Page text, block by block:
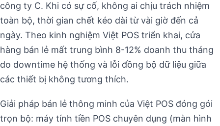
công ty C. Khi có sự cố, không ai chịu trách nhiệm
toàn bộ, thời gian chết kéo dài từ vài giờ đến cả
ngày. Theo kinh nghiệm Việt POS triển khai, cửa
hàng bán lẻ mất trung bình 8-12% doanh thu tháng
do downtime hệ thống và lỗi đồng bộ dữ liệu giữa
các thiết bị không tương thích.
Giải pháp bán lẻ thông minh của Việt POS đóng gói
trọn bộ: máy tính tiền POS chuyên dụng (màn hình